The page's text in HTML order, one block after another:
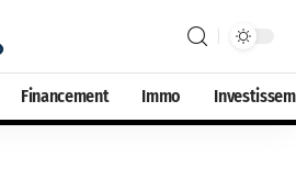
Financement Immo